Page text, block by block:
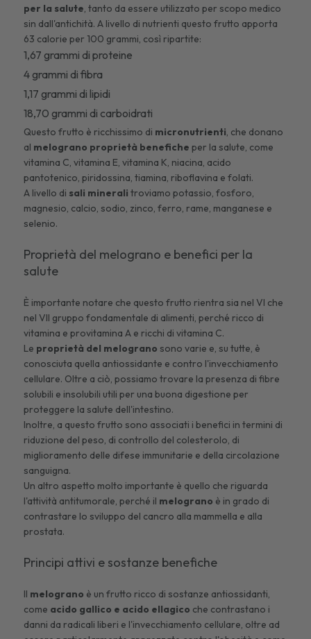
per la salute, tanto da essere utilizzato per scopo medico
sin dall'antichità. A livello di nutrienti questo frutto apporta
63 calorie per 100 grammi, così ripartite:
1,67 grammi di proteine
4 grammi di fibra
1,17 grammi di lipidi
18,70 grammi di carboidrati
Questo frutto è ricchissimo di micronutrienti, che donano
al melograno proprietà benefiche per la salute, come
vitamina C, vitamina E, vitamina K, niacina, acido
pantotenico, piridossina, tiamina, riboflavina e folati.
A livello di sali minerali troviamo potassio, fosforo,
magnesio, calcio, sodio, zinco, ferro, rame, manganese e
selenio.
Proprietà del melograno e benefici per la
salute
È importante notare che questo frutto rientra sia nel VI che
nel VII gruppo fondamentale di alimenti, perché ricco di
vitamina e provitamina A e ricchi di vitamina C.
Le proprietà del melograno sono varie e, su tutte, è
conosciuta quella antiossidante e contro l'invecchiamento
cellulare. Oltre a ciò, possiamo trovare la presenza di fibre
solubili e insolubili utili per una buona digestione per
proteggere la salute dell'intestino.
Inoltre, a questo frutto sono associati i benefici in termini di
riduzione del peso, di controllo del colesterolo, di
miglioramento delle difese immunitarie e della circolazione
sanguigna.
Un altro aspetto molto importante è quello che riguarda
l'attività antitumorale, perché il melograno è in grado di
contrastare lo sviluppo del cancro alla mammella e alla
prostata.
Principi attivi e sostanze benefiche
Il melograno è un frutto ricco di sostanze antiossidanti,
come acido gallico e acido ellagico che contrastano i
danni da radicali liberi e l'invecchiamento cellulare, oltre ad